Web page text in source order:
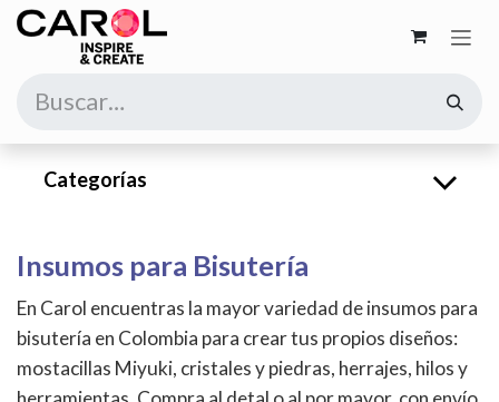
Ir al contenido
Categorías
Insumos para Bisutería
En Carol encuentras la mayor variedad de insumos para
bisutería en Colombia para crear tus propios diseños:
mostacillas Miyuki, cristales y piedras, herrajes, hilos y